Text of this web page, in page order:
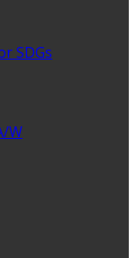
SDGs
W